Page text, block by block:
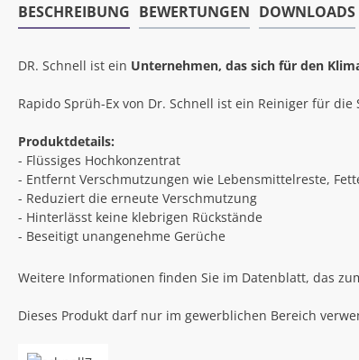
BESCHREIBUNG BEWERTUNGEN DOWNLOADS
DR. Schnell ist ein Unternehmen, das sich für den
Rapido Sprüh-Ex von Dr. Schnell ist ein Reiniger für
Produktdetails:
- Flüssiges Hochkonzentrat
- Entfernt Verschmutzungen wie Lebensmittelreste,
- Reduziert die erneute Verschmutzung
- Hinterlässt keine klebrigen Rückstände
- Beseitigt unangenehme Gerüche
Weitere Informationen finden Sie im Datenblatt, das
Dieses Produkt darf nur im gewerblichen Bereich